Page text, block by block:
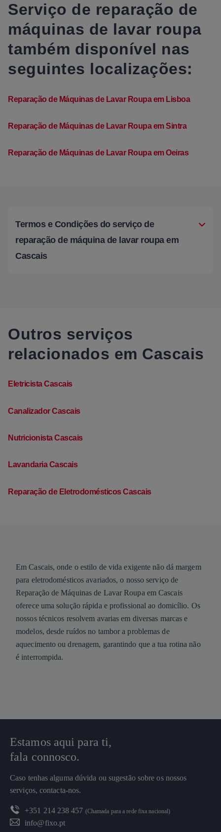
Serviço de reparação de
máquinas de lavar roupa
também disponível nas
seguintes localizações:
Reparação de Máquinas de Lavar Roupa em Lisboa
Reparação de Máquinas de Lavar Roupa em Sintra
Reparação de Máquinas de Lavar Roupa em Oeiras
Termos e Condições do serviço de
reparação de máquina de lavar roupa em
Cascais
Outros serviços
relacionados em Cascais
Eletricista Cascais
Canalizador Cascais
Nutricionista Cascais
Lavandaria Cascais
Reparação de Eletrodomésticos Cascais
Em Cascais, onde o estilo de vida exigente não dá margem
para eletrodomésticos avariados, o nosso serviço de
Reparação de Máquinas de Lavar Roupa em Cascais
oferece uma solução rápida e profissional ao domicílio. Os
nossos técnicos resolvem avarias em diversas marcas e
modelos, desde ruídos no tambor a problemas de
aquecimento ou drenagem, garantindo que a tua rotina não
é interrompida.
Estamos aqui para ti,
fala connosco.
Caso tenhas alguma dúvida ou sugestão sobre os nossos
serviços, contacta-nos.
+351 214 238 457 (Chamada para a rede fixa nacional)
info@fixo.pt